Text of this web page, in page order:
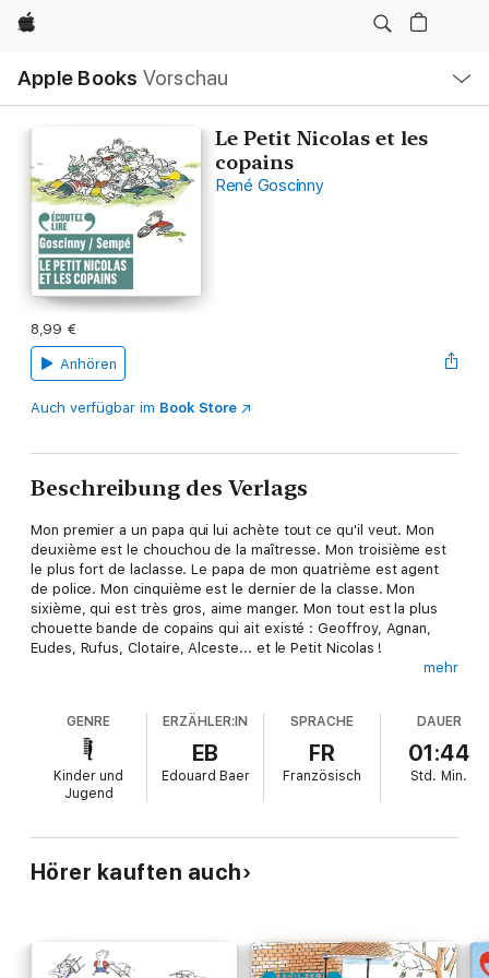
Apple
Apple Books Vorschau
Navigation
Menü
öffnen
Le Petit Nicolas et les
copains
René Goscinny
8,99 €
Anhören
Auch verfügbar im Book Store
Beschreibung des Verlags
Mon premier a un papa qui lui achète tout ce qu'il veut. Mon
deuxième est le chouchou de la maîtresse. Mon troisième est
le plus fort de laclasse. Le papa de mon quatrième est agent
de police. Mon cinquième est le dernier de la classe. Mon
sixième, qui est très gros, aime manger. Mon tout est la plus
chouette bande de copains qui ait existé : Geoffroy, Agnan,
Eudes, Rufus, Clotaire, Alceste... et le Petit Nicolas !
tendre que les héros de Jean-Jacques Sempé et René
Goscinny.
mehr
GENRE
Kinder und
Jugend
ERZÄHLER:IN
EB
Edouard Baer
SPRACHE
FR
Französisch
DAUER
01:44
Std. Min.
Hörer kauften auch